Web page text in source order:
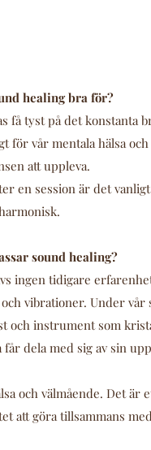
healing bra för?
tyst på det konstanta
vår mentala hälsa
att uppleva.
en session är det
sound healing?
ingen tidigare
vibrationer. Under vår
och instrument som
dela med sig av sin
och välmående. Det
att göra tillsammans